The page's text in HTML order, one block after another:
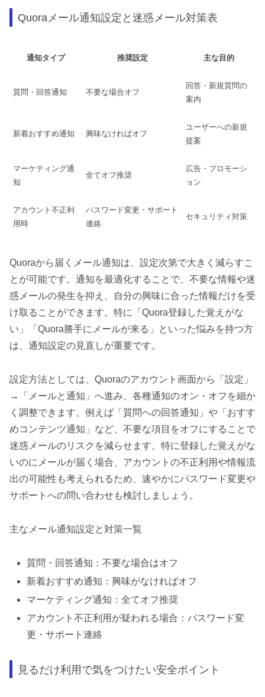
Quoraメール通知設定と迷惑メール対策表
通知タイプ 推奨設定 主な目的
質問・回答通知 不要な場合オフ
回答・新規質問の
案内
新着おすすめ通知 興味なければオフ
ユーザーへの新規
提案
マーケティング通
知
全てオフ推奨
広告・プロモーシ
ョン
アカウント不正利
用時
パスワード変更・サポート
連絡
セキュリティ対策
Quoraから届くメール通知は、設定次第で大きく減らすこ
とが可能です。通知を最適化することで、不要な情報や迷
惑メールの発生を抑え、自分の興味に合った情報だけを受
け取ることができます。特に「Quora登録した覚えがな
い」「Quora勝手にメールが来る」といった悩みを持つ方
は、通知設定の見直しが重要です。
設定方法としては、Quoraのアカウント画面から「設定」
→「メールと通知」へ進み、各種通知のオン・オフを細か
く調整できます。例えば「質問への回答通知」や「おすす
めコンテンツ通知」など、不要な項目をオフにすることで
迷惑メールのリスクを減らせます。特に登録した覚えがな
いのにメールが届く場合、アカウントの不正利用や情報流
出の可能性も考えられるため、速やかにパスワード変更や
サポートへの問い合わせも検討しましょう。
主なメール通知設定と対策一覧
質問・回答通知：不要な場合はオフ
新着おすすめ通知：興味がなければオフ
マーケティング通知：全てオフ推奨
アカウント不正利用が疑われる場合：パスワード変
更・サポート連絡
見るだけ利用で気をつけたい安全ポイント